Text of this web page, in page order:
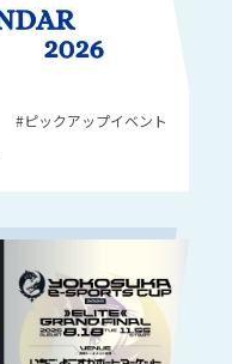
#ピックアップイベント